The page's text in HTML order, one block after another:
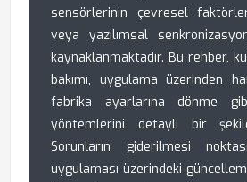
sensörlerinin çevresel
veya yazılımsal
kaynaklanmaktadır. Bu rehber,
bakımı, uygulama üzerinden
fabrika ayarlarına dönme
yöntemlerini detaylı bir
Sorunların giderilmesi
uygulaması üzerindeki